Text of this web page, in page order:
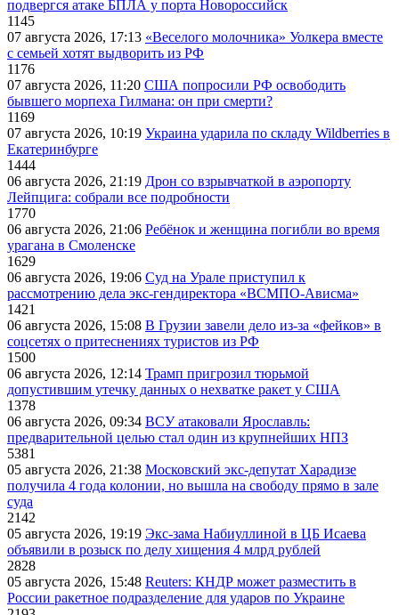
подвергся атаке БПЛА у порта Новороссийск
1145
07 августа 2026, 17:13 «Веселого молочника» Уолкера вместе
с семьей хотят выдворить из РФ
1176
07 августа 2026, 11:20 США попросили РФ освободить
бывшего морпеха Гилмана: он при смерти?
1169
07 августа 2026, 10:19 Украина ударила по складу Wildberries в
Екатеринбурге
1444
06 августа 2026, 21:19 Дрон со взрывчаткой в аэропорту
Лейпцига: собрали все подробности
1770
06 августа 2026, 21:06 Ребёнок и женщина погибли во время
урагана в Смоленске
1629
06 августа 2026, 19:06 Суд на Урале приступил к
рассмотрению дела экс-гендиректора «ВСМПО-Ависма»
1421
06 августа 2026, 15:08 В Грузии завели дело из-за «фейков» в
соцсетях о притеснениях туристов из РФ
1500
06 августа 2026, 12:14 Трамп пригрозил тюрьмой
допустившим утечку данных о нехватке ракет у США
1378
06 августа 2026, 09:34 ВСУ атаковали Ярославль:
предварительной целью стал один из крупнейших НПЗ
5381
05 августа 2026, 21:38 Московский экс-депутат Харадизе
получила 4 года колонии, но вышла на свободу прямо в зале
суда
2142
05 августа 2026, 19:19 Экс-зама Набиуллиной в ЦБ Исаева
объявили в розыск по делу хищения 4 млрд рублей
2828
05 августа 2026, 15:48 Reuters: КНДР может разместить в
России ракетное подразделение для ударов по Украине